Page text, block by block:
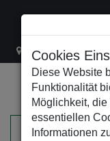
Cookies
Diese Website
Funktionalität
Möglichkeit,
essentiellen
Informationen
Lacknergasse 78